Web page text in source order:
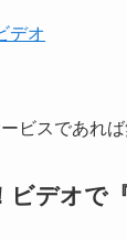
デオ
ビスであれ
ビデオで